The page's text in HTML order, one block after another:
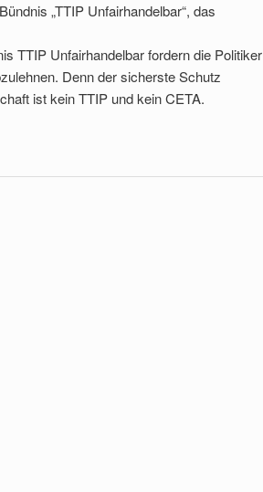
„TTIP Unfairhandelbar“, das
TTIP Unfairhandelbar fordern die Politiker
Denn der sicherste Schutz
ist kein TTIP und kein CETA.